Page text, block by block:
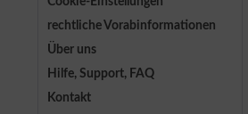
rechtliche Vorabinformationen
Über uns
Hilfe, Support, FAQ
Kontakt